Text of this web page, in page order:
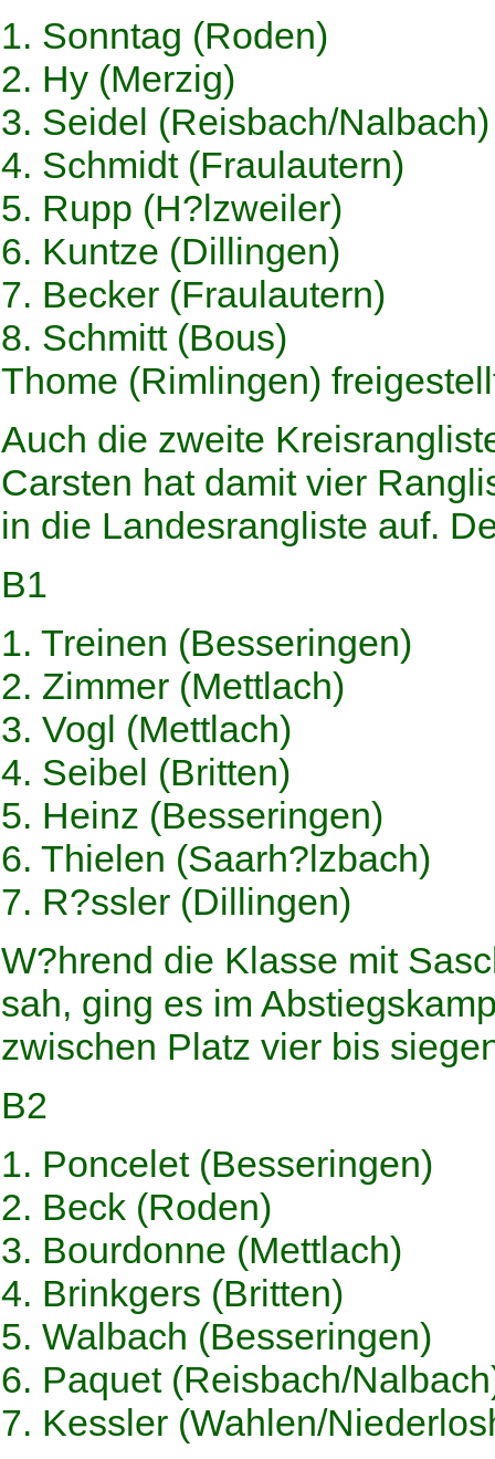
1. Sonntag (Roden)
2. Hy (Merzig)
3. Seidel (Reisbach/Nalbach)
4. Schmidt (Fraulautern)
5. Rupp (H?lzweiler)
6. Kuntze (Dillingen)
7. Becker (Fraulautern)
8. Schmitt (Bous)
Thome (Rimlingen)
Auch die zweite
Carsten hat damit vier
in die Landesrangliste auf.
B1
1. Treinen (Besseringen)
2. Zimmer (Mettlach)
3. Vogl (Mettlach)
4. Seibel (Britten)
5. Heinz (Besseringen)
6. Thielen (Saarh?lzbach)
7. R?ssler (Dillingen)
W?hrend die Klasse mit
sah, ging es im
zwischen Platz vier bis
B2
1. Poncelet (Besseringen)
2. Beck (Roden)
3. Bourdonne (Mettlach)
4. Brinkgers (Britten)
5. Walbach (Besseringen)
6. Paquet (Reisbach/
7. Kessler (Wahlen/